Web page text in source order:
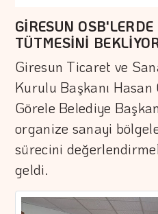
GİRESUN
TÜTMESİNİ
Giresun Ticaret ve
Kurulu Başkanı
Görele Belediye
organize sanayi
sürecini
geldi.